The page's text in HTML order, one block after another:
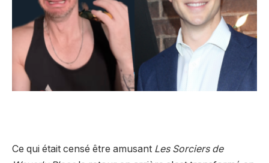
Ce qui était censé être amusant Les Sorciers de